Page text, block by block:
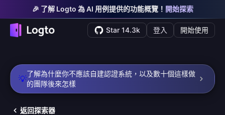
🎉 了解 Logto 為 AI 用例提供的功能概覽！ 開始探索
Star 14.3k 登入 開始使用
💡
了解為什麼你不應該自建認證系統，以及數十個這樣做
的團隊後來怎樣
返回探索器